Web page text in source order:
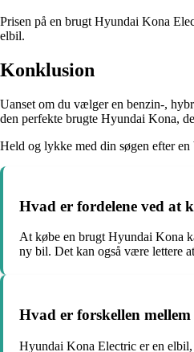
Prisen på en brugt Hyundai Kona
elbil.
Konklusion
Uanset om du vælger en benzin-,
den perfekte brugte Hyundai Kona,
Held og lykke med din søgen efter
Hvad er fordelene ved at
At købe en brugt Hyundai Kona
ny bil. Det kan også være lettere
Hvad er forskellen
Hyundai Kona Electric er en